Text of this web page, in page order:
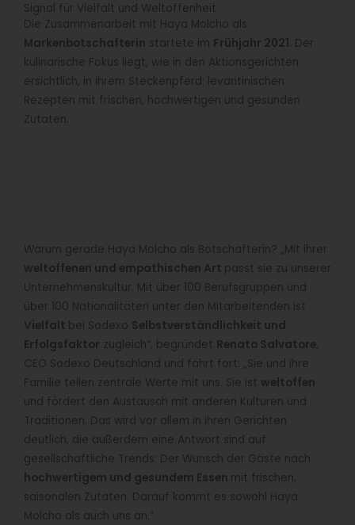
Signal für Vielfalt und Weltoffenheit
Die Zusammenarbeit mit Haya Molcho als
Markenbotschafterin startete im Frühjahr 2021 . Der
kulinarische Fokus liegt, wie in den Aktionsgerichten
ersichtlich, in ihrem Steckenpferd: levantinischen
Rezepten mit frischen, hochwertigen und gesunden
Zutaten.
Warum gerade Haya Molcho als Botschafterin? „Mit ihrer
weltoffenen und empathischen Art passt sie zu unserer
Unternehmenskultur. Mit über 100 Berufsgruppen und
über 100 Nationalitäten unter den Mitarbeitenden ist
Vielfalt bei Sodexo Selbstverständlichkeit und
Erfolgsfaktor zugleich“, begründet Renato Salvatore,
CEO Sodexo Deutschland und fährt fort: „Sie und ihre
Familie teilen zentrale Werte mit uns. Sie ist weltoffen
und fördert den Austausch mit anderen Kulturen und
Traditionen. Das wird vor allem in ihren Gerichten
deutlich, die außerdem eine Antwort sind auf
gesellschaftliche Trends: Der Wunsch der Gäste nach
hochwertigem und gesundem Essen mit frischen,
saisonalen Zutaten. Darauf kommt es sowohl Haya
Molcho als auch uns an.”